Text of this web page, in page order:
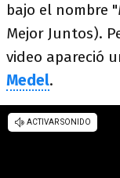
bajo el nombre "
Mejor Juntos).
video apareció
Medel.